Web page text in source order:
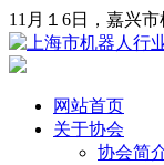
11月１6日，嘉兴
网站首页
关于协会
协会简